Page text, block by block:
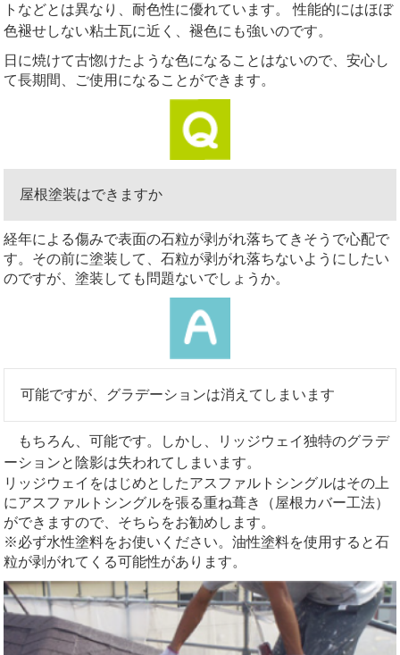
トなどとは異なり、耐色性に優れています。 性能的にはほぼ
色褪せしない粘土瓦に近く、褪色にも強いのです。
日に焼けて古惚けたような色になることはないので、安心し
て長期間、ご使用になることができます。
屋根塗装はできますか
経年による傷みで表面の石粒が剥がれ落ちてきそうで心配で
す。その前に塗装して、石粒が剥がれ落ちないようにしたい
のですが、塗装しても問題ないでしょうか。
可能ですが、グラデーションは消えてしまいます
もちろん、可能です。しかし、リッジウェイ独特のグラデ
ーションと陰影は失われてしまいます。
リッジウェイをはじめとしたアスファルトシングルはその上
にアスファルトシングルを張る重ね葺き（屋根カバー工法）
ができますので、そちらをお勧めします。
※必ず水性塗料をお使いください。油性塗料を使用すると石
粒が剥がれてくる可能性があります。